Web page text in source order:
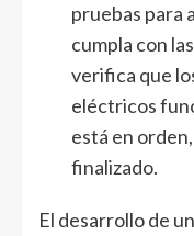
pruebas para
cumpla con
verifica que
eléctricos
está en
finalizado.
El desarrollo de